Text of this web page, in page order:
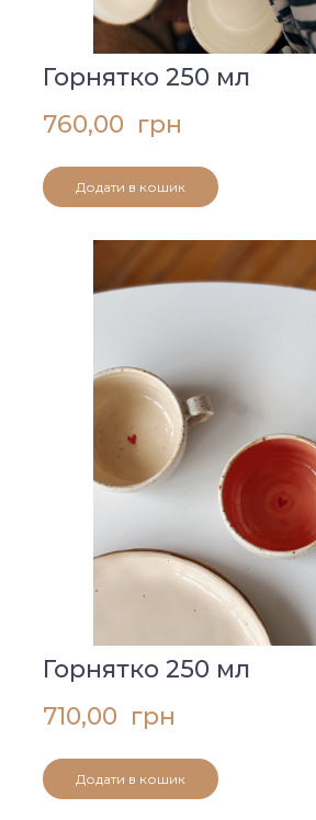
Горнятко 250 мл
760,00  грн
Додати в кошик
Горнятко 250 мл
710,00  грн
Додати в кошик